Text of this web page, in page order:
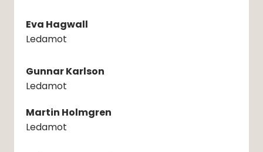
Eva Hagwall
Ledamot
Gunnar Karlson
Ledamot
Martin Holmgren
Ledamot